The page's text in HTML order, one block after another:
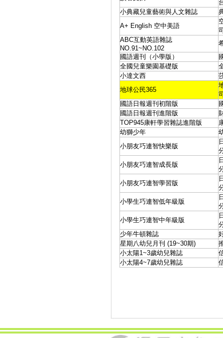
小典藏兒童藝術與人文雜誌
A+ English 空中美語
ABC互動英語雜誌
NO.91~NO.102
國語週刊（小學版）
全國兒童樂園基礎版
小達文西
地球公民365
國語日報週刊初階版
國語日報週刊進階版
TOP945康軒學習雜誌進階版
幼獅少年
小朋友巧連智快樂版
小朋友巧連智成長版
小朋友巧連智學習版
小學生巧連智低年級版
小學生巧連智中年級版
少年牛頓雜誌
星期八幼兒月刊 (19~30期)
小太陽1~3歲幼兒雜誌
小太陽4~7歲幼兒雜誌